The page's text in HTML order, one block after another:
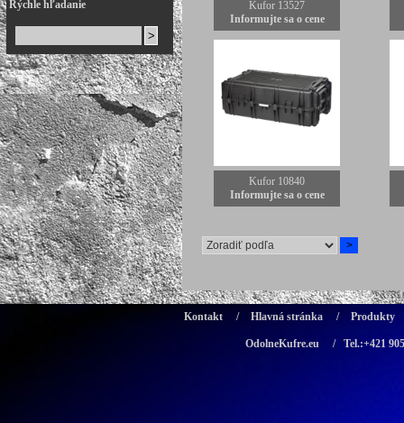
Rýchle hľadanie
Kufor 13527
Informujte sa o cene
Kufor 10840
Informujte sa o cene
Kontakt / Hlavná stránka / Produkty
OdolneKufre.eu / Tel.:+421